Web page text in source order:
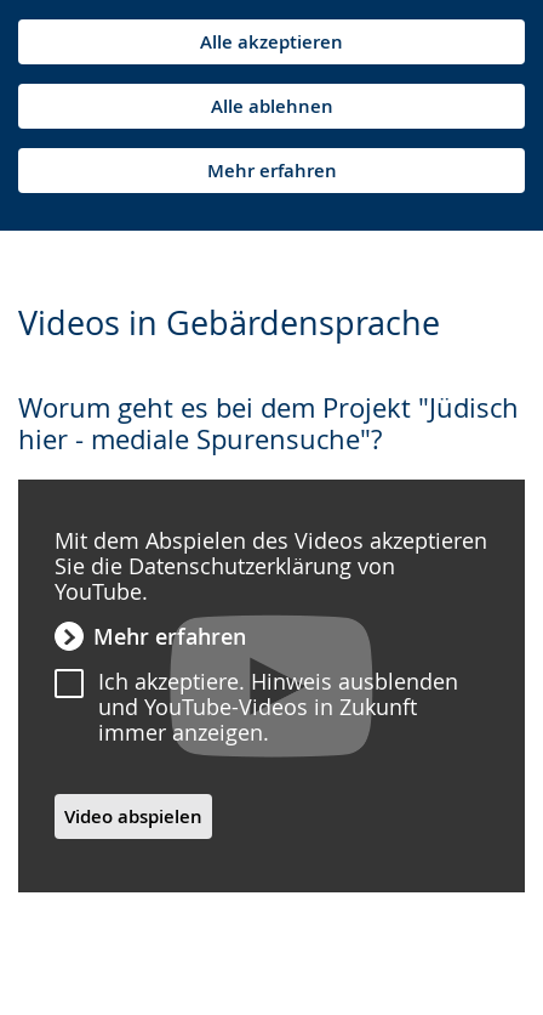
Alle akzeptieren
Alle ablehnen
Mehr erfahren
Videos in Gebärdensprache
Worum geht es bei dem Projekt "Jüdisch
hier - mediale Spurensuche"?
Mit dem Abspielen des Videos akzeptieren
Sie die Datenschutzerklärung von
YouTube.
Mehr erfahren
Ich akzeptiere. Hinweis ausblenden
und YouTube-Videos in Zukunft
immer anzeigen.
Video abspielen